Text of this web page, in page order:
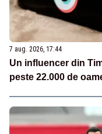
7 aug. 2026, 17:44
Un influencer din
peste 22.000 de